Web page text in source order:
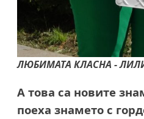
ЛЮБИМАТА КЛАСНА -
А това са новите
поеха знамето с